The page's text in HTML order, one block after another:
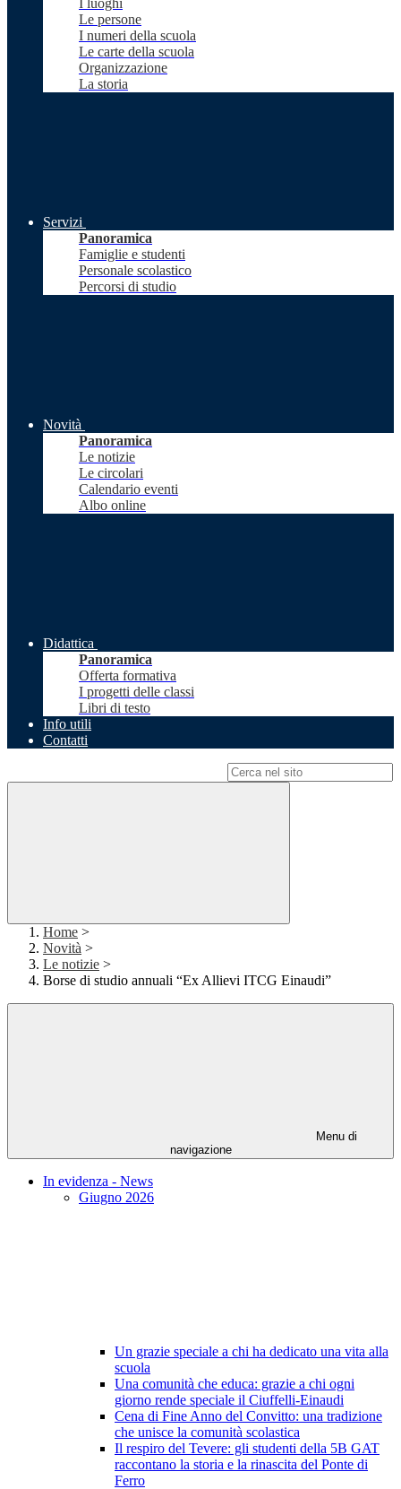
I luoghi
Le persone
I numeri della scuola
Le carte della scuola
Organizzazione
La storia
Servizi
Panoramica
Famiglie e studenti
Personale scolastico
Percorsi di studio
Novità
Panoramica
Le notizie
Le circolari
Calendario eventi
Albo online
Didattica
Panoramica
Offerta formativa
I progetti delle classi
Libri di testo
Info utili
Contatti
Home >
Novità >
Le notizie >
Borse di studio annuali “Ex Allievi ITCG Einaudi”
Menu di
navigazione
In evidenza - News
Giugno 2026
Un grazie speciale a chi ha dedicato una vita alla
scuola
Una comunità che educa: grazie a chi ogni
giorno rende speciale il Ciuffelli-Einaudi
Cena di Fine Anno del Convitto: una tradizione
che unisce la comunità scolastica
Il respiro del Tevere: gli studenti della 5B GAT
raccontano la storia e la rinascita del Ponte di
Ferro